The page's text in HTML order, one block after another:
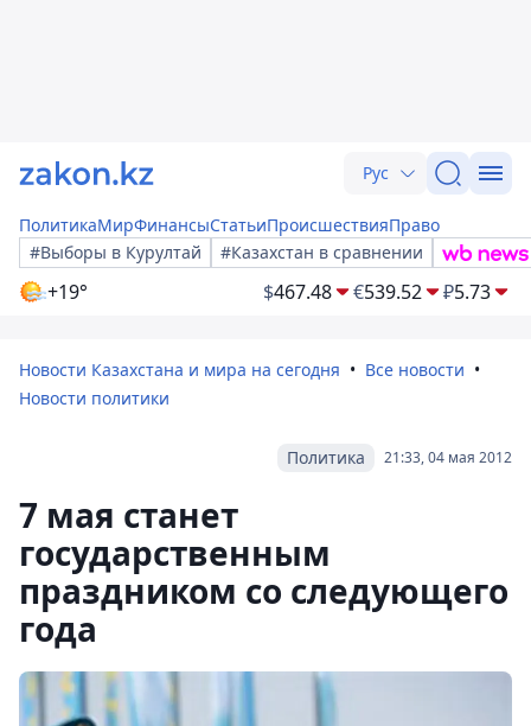
Рус
ПолитикаМирФинансыСтатьиПроисшествияПраво
#Выборы в Курултай
#Казахстан в сравнении
+19° $467.48 €539.52 ₽5.73
Новости Казахстана и мира на сегодня
Все новости
Новости политики
21:33, 04 мая 2012
Политика
7 мая станет
государственным
праздником со следующего
года